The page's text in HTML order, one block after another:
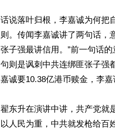
话说落叶归根，李嘉诚为何把
则。传闻李嘉诚讲了两句话，
张子强最讲信用。”前一句话
句则是讽刺中共连绑匪张子强
嘉诚要10.38亿港币赎金，李
翟东升在演讲中讲，共产党就
以人民为重，中共就发枪给百